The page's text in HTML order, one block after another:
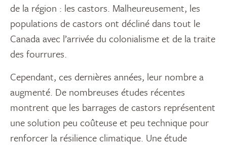
de la région : les castors. Malheureusement, les
populations de castors ont décliné dans tout le
Canada avec l’arrivée du colonialisme et de la traite
des fourrures.
Cependant, ces dernières années, leur nombre a
augmenté. De nombreuses études récentes
montrent que les barrages de castors représentent
une solution peu coûteuse et peu technique pour
renforcer la résilience climatique. Une étude